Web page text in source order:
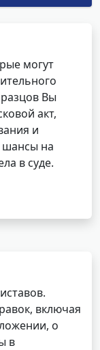
могут
Вы
акт,
и
шансы на
в суде.
включая
о
в